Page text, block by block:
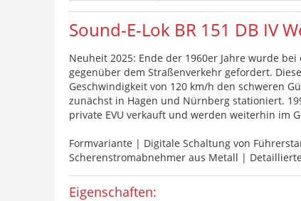
Sound-E-Lok BR 151 DB IV
Neuheit 2025: Ende der 1960er Jahre wurde
gegenüber dem Straßenverkehr gefordert.
Geschwindigkeit von 120 km/h den schweren
zunächst in Hagen und Nürnberg stationiert.
private EVU verkauft und werden weiterhin im
Formvariante | Digitale Schaltung von
Scherenstromabnehmer aus Metall |
Eigenschaften: